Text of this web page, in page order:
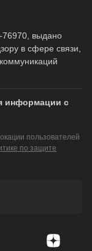
выдано
в сфере связи,
информации с
пользователей
по защите